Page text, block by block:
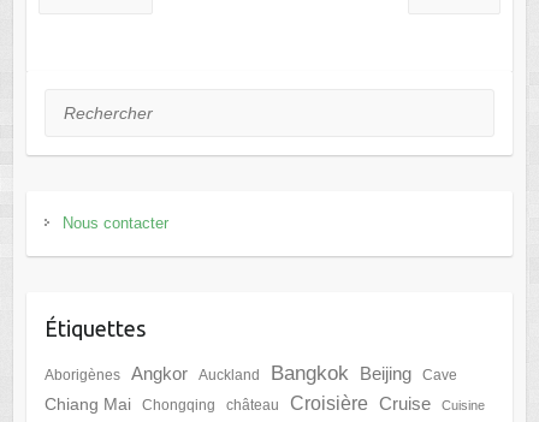
Rechercher
Nous contacter
Étiquettes
Aborigènes Angkor Auckland Bangkok Beijing Cave
Chiang Mai Chongqing château Croisière Cruise Cuisine